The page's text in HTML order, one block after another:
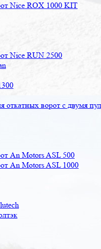
Nice ROX 1000 KIT
Nice RUN 2500
ворот с двумя
An Motors ASL 500
An Motors ASL 1000